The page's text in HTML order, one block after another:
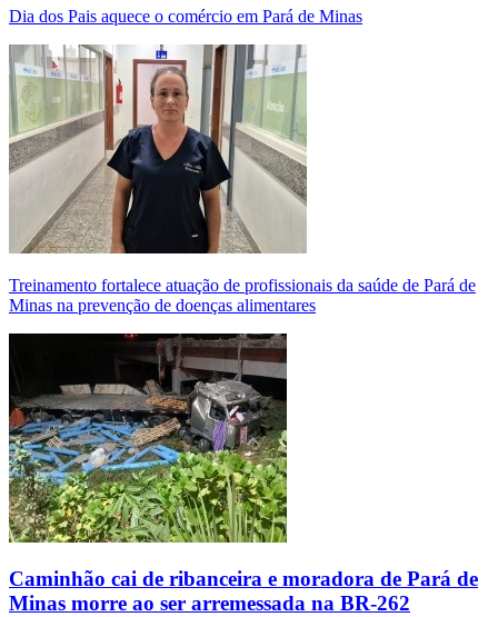
Dia dos Pais aquece o comércio em Pará de Minas
Treinamento fortalece atuação de profissionais da saúde de Pará de
Minas na prevenção de doenças alimentares
Caminhão cai de ribanceira e moradora de Pará de
Minas morre ao ser arremessada na BR-262